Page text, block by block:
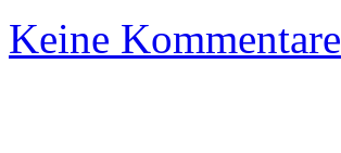
Keine Kommentare